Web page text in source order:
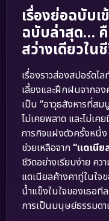
เรื่องย่อฉบับเ
ฉบับล่าสุด…
สว่างเดียวใน
เรื่องราวส่องสปอร์ตไ
เลี้ยงและฝึกฝนจากอง
เป็น “อาวุธสังหารที่ส
ไม่เคยพลาด และไม่เค
ภารกิจแฝงตัวครั้งหนึ่ง
ช่วยเหลือจาก“แดเนีย
ชีวิตอย่างเรียบง่าย คว
แดเนียลค้างคาทู่ในใ
น้ำแข็งในใจของเธอที
การเป็นมนุษย์ธรรมด